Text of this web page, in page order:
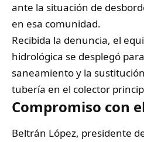
ante la situación de
en esa comunidad.
Recibida la denuncia, el
hidrológica se desplegó
saneamiento y la
tubería en el colector
Compromiso con
Beltrán López, presidente